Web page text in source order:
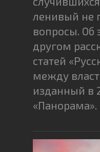
ленивый не
вопросы. Об
другом
статей
между
изданный в
«Панорама».